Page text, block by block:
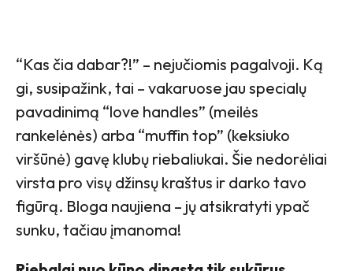
“Kas čia dabar?!” – nejučiomis pagalvoji. Ką
gi, susipažink, tai – vakaruose jau specialų
pavadinimą “love handles” (meilės
rankelėnės) arba “muffin top” (keksiuko
viršūnė) gavę klubų riebaliukai. Šie nedorėliai
virsta pro visų džinsų kraštus ir darko tavo
figūrą. Bloga naujiena – jų atsikratyti ypač
sunku, tačiau įmanoma!